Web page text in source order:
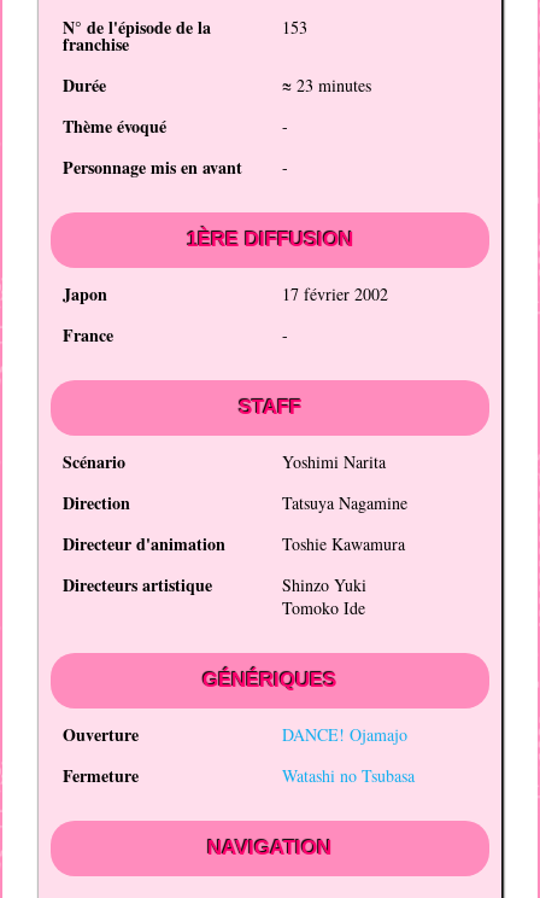
N° de l'épisode de la
franchise
153
Durée ≈ 23 minutes
Thème évoqué -
Personnage mis en avant -
1ÈRE DIFFUSION
Japon 17 février 2002
France -
STAFF
Scénario Yoshimi Narita
Direction Tatsuya Nagamine
Directeur d'animation Toshie Kawamura
Directeurs artistique
Shinzo Yuki
Tomoko Ide
GÉNÉRIQUES
Ouverture DANCE! Ojamajo
Fermeture Watashi no Tsubasa
NAVIGATION